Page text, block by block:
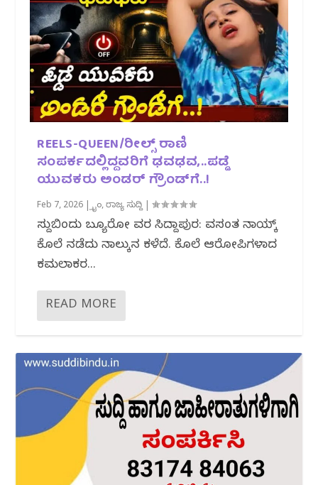
REELS-QUEEN/ರೀಲ್ಸ್ ರಾಣಿ
ಸಂಪರ್ಕದಲ್ಲಿದ್ದವರಿಗೆ ಢವಢವ,..ಪಡ್ಡೆ
ಯುವಕರು ಅಂಡರ್‌ ಗ್ರೌಂಡ್‌ಗೆ..!
Feb 7, 2026 |ಕ್ರೈಂ,ರಾಜ್ಯ ಸುದ್ದಿ |
ಸುದ್ದಿಬಿಂದು ಬ್ಯೂರೋ ವರದಿ ಸಿದ್ದಾಪುರ: ವಸಂತ ನಾಯ್ಕ್
ಕೊಲೆ ನಡೆದು ನಾಲ್ಕುದಿನ ಕಳೆದಿದೆ. ಕೊಲೆ ಆರೋಪಿಗಳಾದ
ಕಮಲಾಕರ...
READ MORE